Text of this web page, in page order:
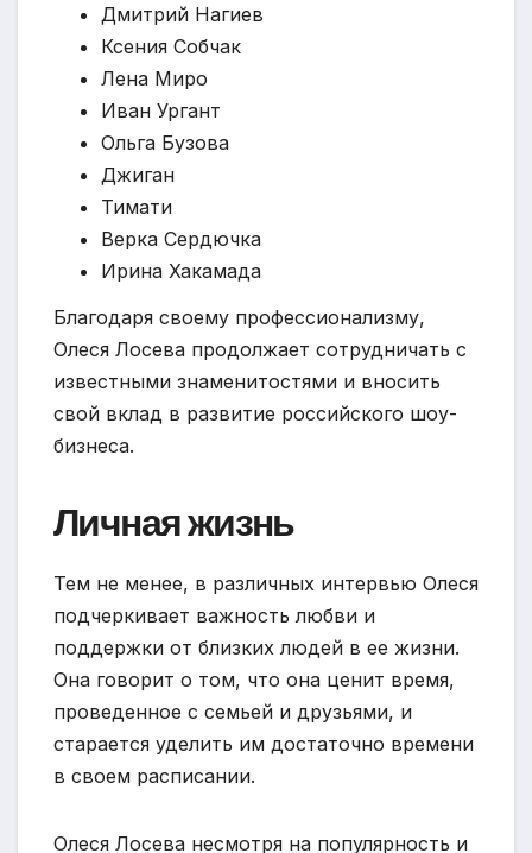
Дмитрий Нагиев
Ксения Собчак
Лена Миро
Иван Ургант
Ольга Бузова
Джиган
Тимати
Верка Сердючка
Ирина Хакамада
Благодаря своему профессионализму,
Олеся Лосева продолжает сотрудничать с
известными знаменитостями и вносить
свой вклад в развитие российского шоу-
бизнеса.
Личная жизнь
Тем не менее, в различных интервью Олеся
подчеркивает важность любви и
поддержки от близких людей в ее жизни.
Она говорит о том, что она ценит время,
проведенное с семьей и друзьями, и
старается уделить им достаточно времени
в своем расписании.
Олеся Лосева несмотря на популярность и